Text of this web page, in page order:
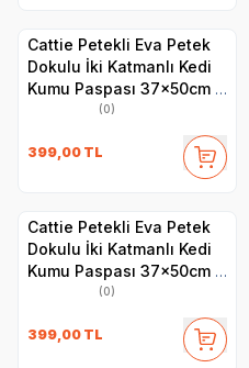
Cattie Petekli Eva Petek
Dokulu İki Katmanlı Kedi
Kumu Paspası 37x50cm -
(0)
399,00 TL
Cattie Petekli Eva Petek
Dokulu İki Katmanlı Kedi
Kumu Paspası 37x50cm -
(0)
399,00 TL